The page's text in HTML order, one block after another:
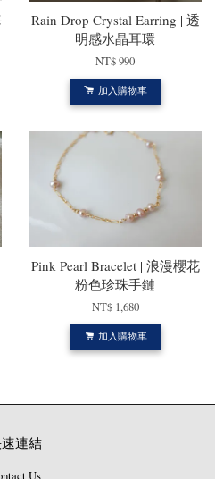
Rain Drop Crystal Earring | 透
明感水晶耳環
NT$ 990
加入購物車
Pink Pearl Bracelet | 浪漫櫻花
粉色珍珠手鏈
NT$ 1,680
加入購物車
連結
Us